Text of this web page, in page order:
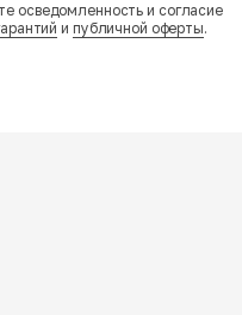
осведомленность и согласие
и публичной оферты.